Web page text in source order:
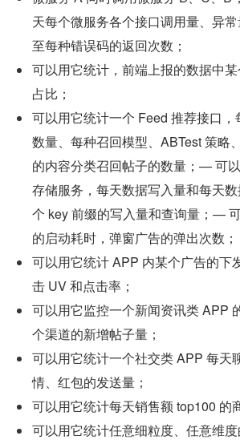
天每个微服务各个接口调用量、异
至每种错误码的返回次数；
可以用它统计，前端上报的数据中
占比；
可以用它统计一个 Feed 推荐接口
数量、每种召回模型、ABTest 策略
的内容分类召回帖子的数量；— 可
存储服务，每天数据写入量和每天
个 key 前缀的写入量和查询量；—
的启动耗时，弹窗广告的弹出次数；
可以用它统计 APP 内某个广告的下
击 UV 和点击率；
可以用它监控一个新闻资讯类 APP
个渠道的新增帖子量；
可以用它统计一个社交类 APP 每天
情、红包的发送量；
可以用它统计每天销售额 top100 的
可以用它统计任意细粒度、任意维度